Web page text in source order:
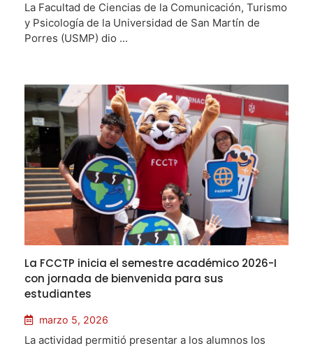
La Facultad de Ciencias de la Comunicación, Turismo
y Psicología de la Universidad de San Martín de
Porres (USMP) dio ...
La FCCTP inicia el semestre académico 2026-I
con jornada de bienvenida para sus
estudiantes
marzo 5, 2026
La actividad permitió presentar a los alumnos los